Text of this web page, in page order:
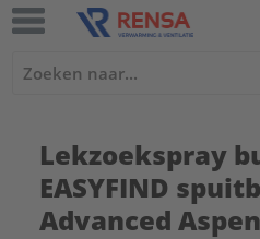
Lekzoekspray
EASYFIND
Advanced Aspen